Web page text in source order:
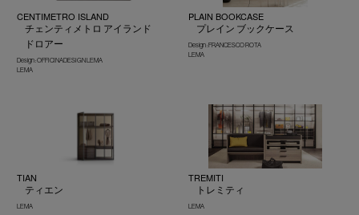
CENTIMETRO ISLAND
チェンティメトロ アイランド
ドロアー
Design : OFFICINADESIGN LEMA
LEMA
PLAIN BOOKCASE
プレイン ブックケース
Design : FRANCESCO ROTA
LEMA
TIAN
ティエン
LEMA
TREMITI
トレミティ
LEMA